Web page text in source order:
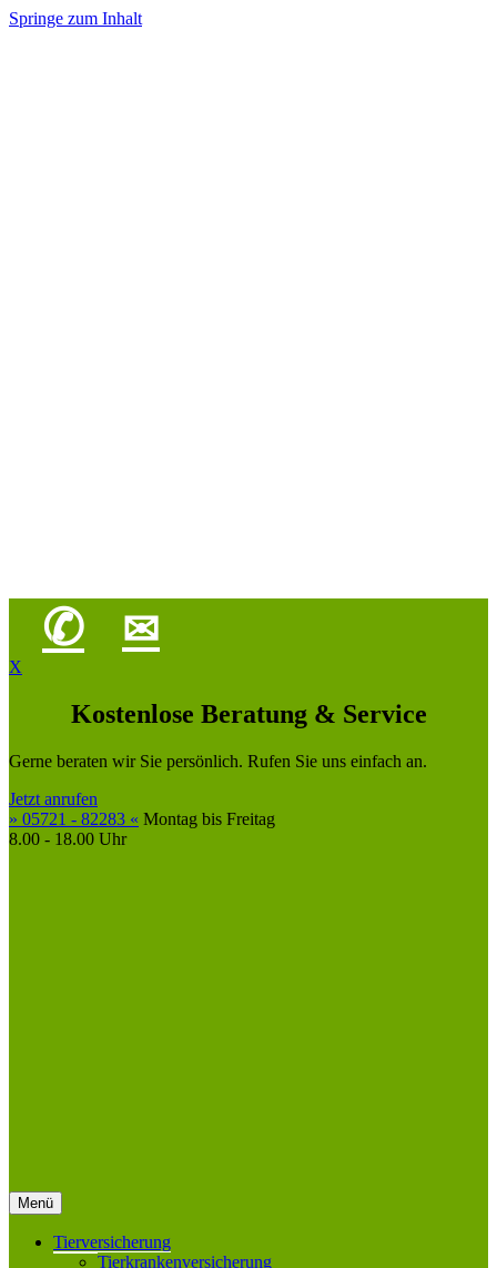
Springe zum Inhalt
✆ ✉
X
Kostenlose Beratung & Service
Gerne beraten wir Sie persönlich. Rufen Sie uns einfach an.
Jetzt anrufen
» 05721 - 82283 « Montag bis Freitag
8.00 - 18.00 Uhr
Menü
Tierversicherung
Tierkrankenversicherung